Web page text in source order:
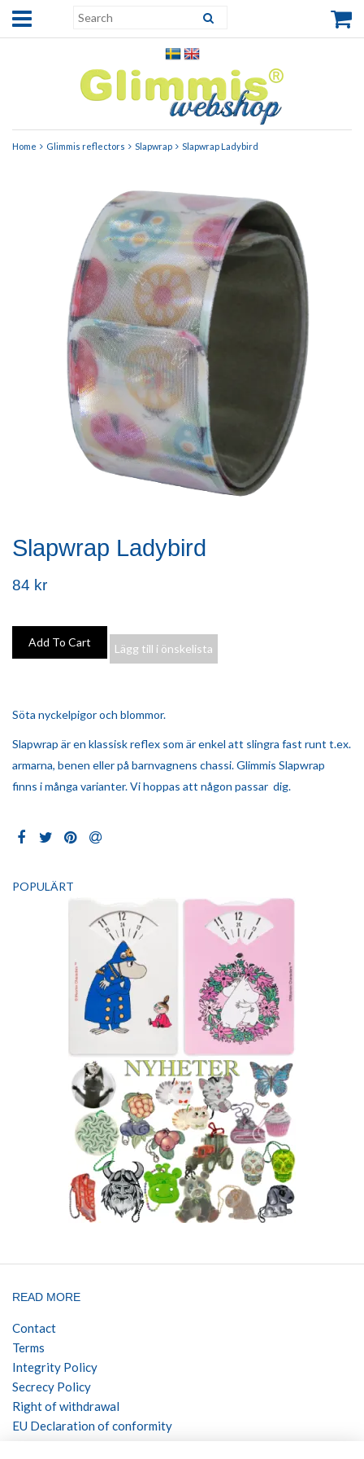
Home Glimmis reflectors Slapwrap Slapwrap Ladybird
Slapwrap Ladybird
84 kr
Lägg till i önskelista
Söta nyckelpigor och blommor.
Slapwrap är en klassisk reflex som är enkel att slingra fast runt t.ex.
armarna, benen eller på barnvagnens chassi. Glimmis Slapwrap
finns i många varianter. Vi hoppas att någon passar dig.
POPULÄRT
READ MORE
Contact
Terms
Integrity Policy
Secrecy Policy
Right of withdrawal
EU Declaration of conformity